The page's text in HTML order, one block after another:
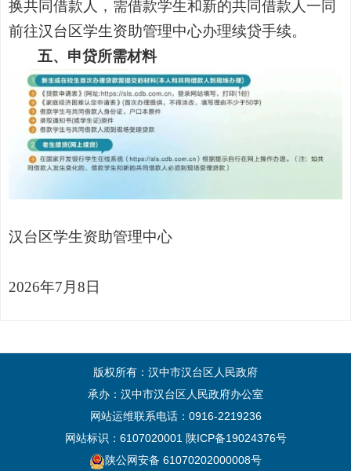
换共同借款人，需借款学生和新的共同借款人一同
前往汉台区学生资助管理中心办理续贷手续。
五、申贷所需材料
汉台区学生资助管理中心
2026年7月 8 日
版权所有：汉中市汉台区人民政府
承办：汉中市汉台区人民政府办公室
网站运维联系电话：0916-2219236
网站标识：6107020001 陕ICP备19024376号
陕公网安备 61070202000008号